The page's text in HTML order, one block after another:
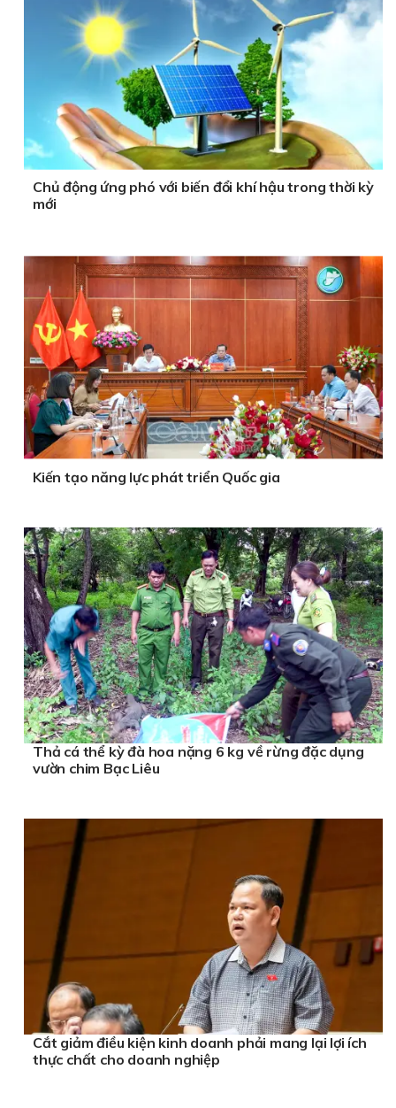
Chủ động ứng phó với biến đổi khí hậu trong thời kỳ
mới
Kiến tạo năng lực phát triển Quốc gia
Thả cá thể kỳ đà hoa nặng 6 kg về rừng đặc dụng
vườn chim Bạc Liêu
Cắt giảm điều kiện kinh doanh phải mang lại lợi ích
thực chất cho doanh nghiệp